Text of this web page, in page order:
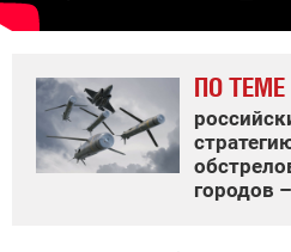
ПО ТЕМЕ
городов